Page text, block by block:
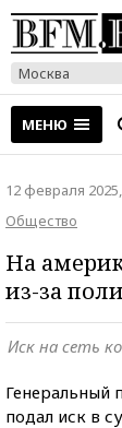
Москва
МЕНЮ
12 февраля
Общество
На
из-за
Иск на сеть
Генеральный
подал иск в